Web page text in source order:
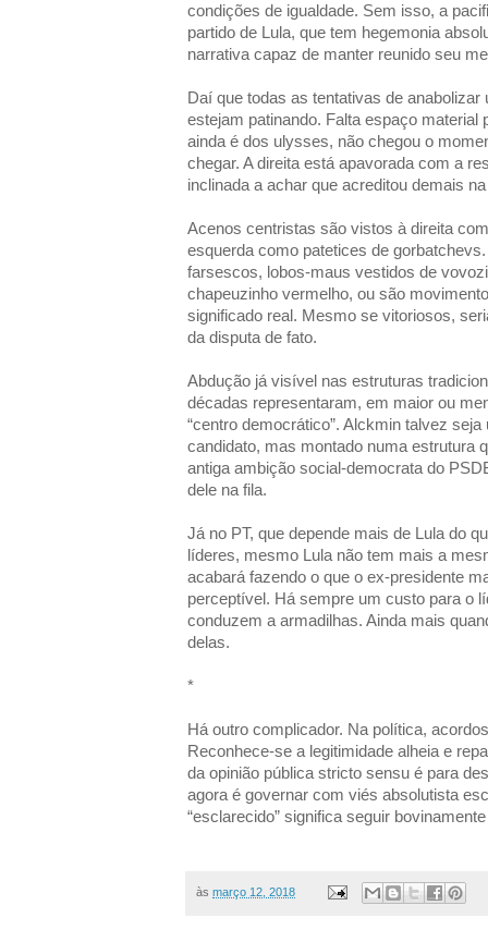
condições de igualdade. Sem isso, a
partido de Lula, que tem hegemonia
narrativa capaz de manter reunido seu
Daí que todas as tentativas de anabolizar
estejam patinando. Falta espaço material
ainda é dos ulysses, não chegou o
chegar. A direita está apavorada com a
inclinada a achar que acreditou demais
Acenos centristas são vistos à direita
esquerda como patetices de
farsescos, lobos-maus vestidos de
chapeuzinho vermelho, ou são
significado real. Mesmo se vitoriosos,
da disputa de fato.
Abdução já visível nas estruturas
décadas representaram, em maior ou
“centro democrático”. Alckmin talvez
candidato, mas montado numa estrutura
antiga ambição social-democrata do
dele na fila.
Já no PT, que depende mais de Lula do
líderes, mesmo Lula não tem mais a
acabará fazendo o que o ex-presidente
perceptível. Há sempre um custo para o
conduzem a armadilhas. Ainda mais
delas.
*
Há outro complicador. Na política,
Reconhece-se a legitimidade alheia e
da opinião pública stricto sensu é para
agora é governar com viés absolutista
“esclarecido” significa seguir
às março 12, 2018